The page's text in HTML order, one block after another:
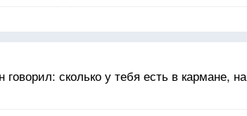
сколько у тебя есть в кармане, на